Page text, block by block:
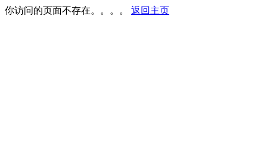
你访问的页面不存在。。。。 返回主页